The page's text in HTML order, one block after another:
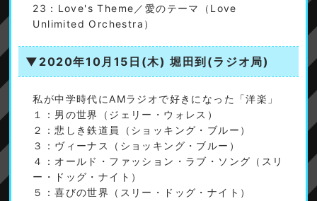
23：Love's Theme／愛のテーマ（Love
Unlimited Orchestra）
▼2020年10月15日(木) 堀田到(ラジオ局)
私が中学時代にAMラジオで好きになった「洋楽」
１：男の世界（ジェリー・ウォレス）
２：悲しき鉄道員（ショッキング・ブルー）
３：ヴィーナス（ショッキング・ブルー）
４：オールド・ファッション・ラブ・ソング（スリ
ー・ドッグ・ナイト）
５：喜びの世界（スリー・ドッグ・ナイト）